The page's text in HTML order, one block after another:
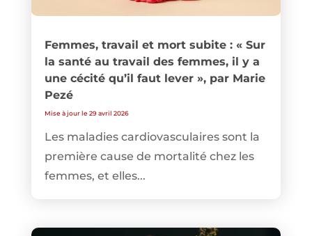
Femmes, travail et mort subite : « Sur
la santé au travail des femmes, il y a
une cécité qu’il faut lever », par Marie
Pezé
Mise à jour le 29 avril 2026
Les maladies cardiovasculaires sont la
première cause de mortalité chez les
femmes, et elles...